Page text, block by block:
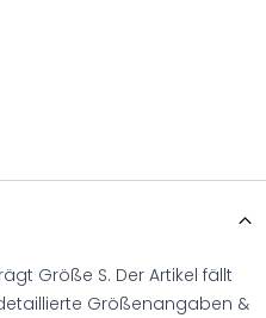
Größe S. Der Artikel fällt
Größenangaben &